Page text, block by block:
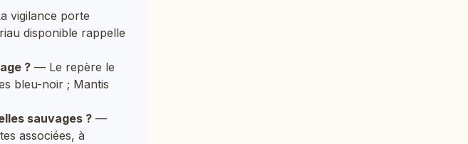
vigilance porte
disponible rappelle
? — Le repère le
bleu-noir ; Mantis
sauvages ? —
associées, à